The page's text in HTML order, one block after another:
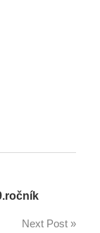
Next Post